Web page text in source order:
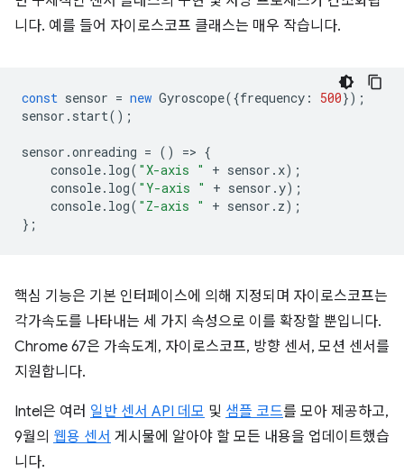
니다. 예를 들어 자이로스코프 클래스는 매우 작습니다.
const sensor = new Gyroscope({frequency : 500});
sensor . start();
sensor .onreading = () => {
console. log( "X-axis " + sensor . x);
console. log( "Y-axis " + sensor .y);
console. log( "Z-axis " + sensor . z);
};
핵심 기능은 기본 인터페이스에 의해 지정되며 자이로스코프는
각가속도를 나타내는 세 가지 속성으로 이를 확장할 뿐입니다.
Chrome 67은 가속도계, 자이로스코프, 방향 센서, 모션 센서를
지원합니다.
Intel은 여러 일반 센서 API 데모 및 샘플 코드를 모아 제공하고,
9월의 웹용 센서 게시물에 알아야 할 모든 내용을 업데이트했습
니다.